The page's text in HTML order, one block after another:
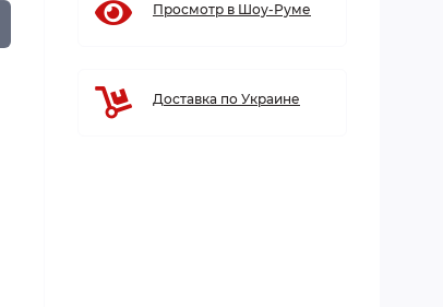
Просмотр в Шоу-Руме
Доставка по Украине